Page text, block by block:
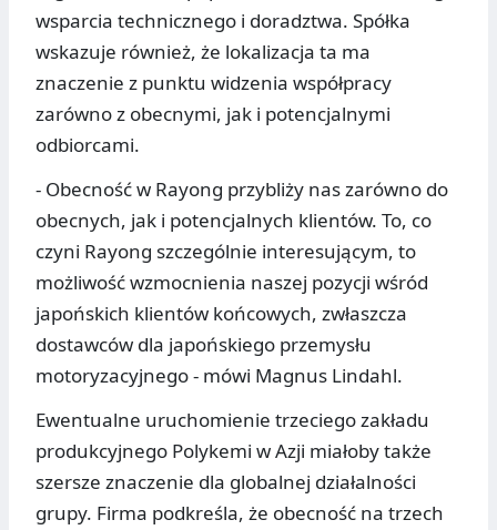
wsparcia technicznego i doradztwa. Spółka
wskazuje również, że lokalizacja ta ma
znaczenie z punktu widzenia współpracy
zarówno z obecnymi, jak i potencjalnymi
odbiorcami.
- Obecność w Rayong przybliży nas zarówno do
obecnych, jak i potencjalnych klientów. To, co
czyni Rayong szczególnie interesującym, to
możliwość wzmocnienia naszej pozycji wśród
japońskich klientów końcowych, zwłaszcza
dostawców dla japońskiego przemysłu
motoryzacyjnego - mówi Magnus Lindahl.
Ewentualne uruchomienie trzeciego zakładu
produkcyjnego Polykemi w Azji miałoby także
szersze znaczenie dla globalnej działalności
grupy. Firma podkreśla, że obecność na trzech